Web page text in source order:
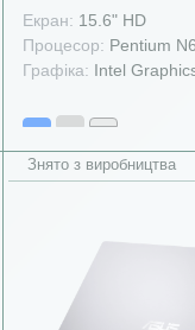
Екран: 15.6" HD
Процесор: Pentium
Графіка: Intel
Знято з виробництва